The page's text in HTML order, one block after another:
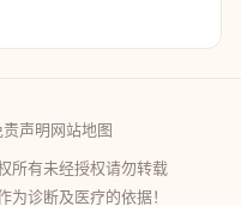
责声明网站地图
所有未经授权请勿转载
诊断及医疗的依据！